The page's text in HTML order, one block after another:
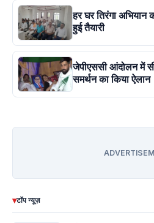
हर घर तिरंगा
हुई तैयारी
जेपीएससी आंदोलन में
समर्थन का किया ऐलान
▾टॉप न्यूज़